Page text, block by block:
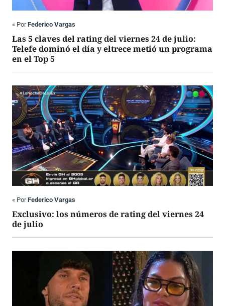
« PorFederico Vargas
Las 5 claves del rating del viernes 24 de julio:
Telefe dominó el día y eltrece metió un programa
en el Top 5
« PorFederico Vargas
Exclusivo: los números de rating del viernes 24
de julio